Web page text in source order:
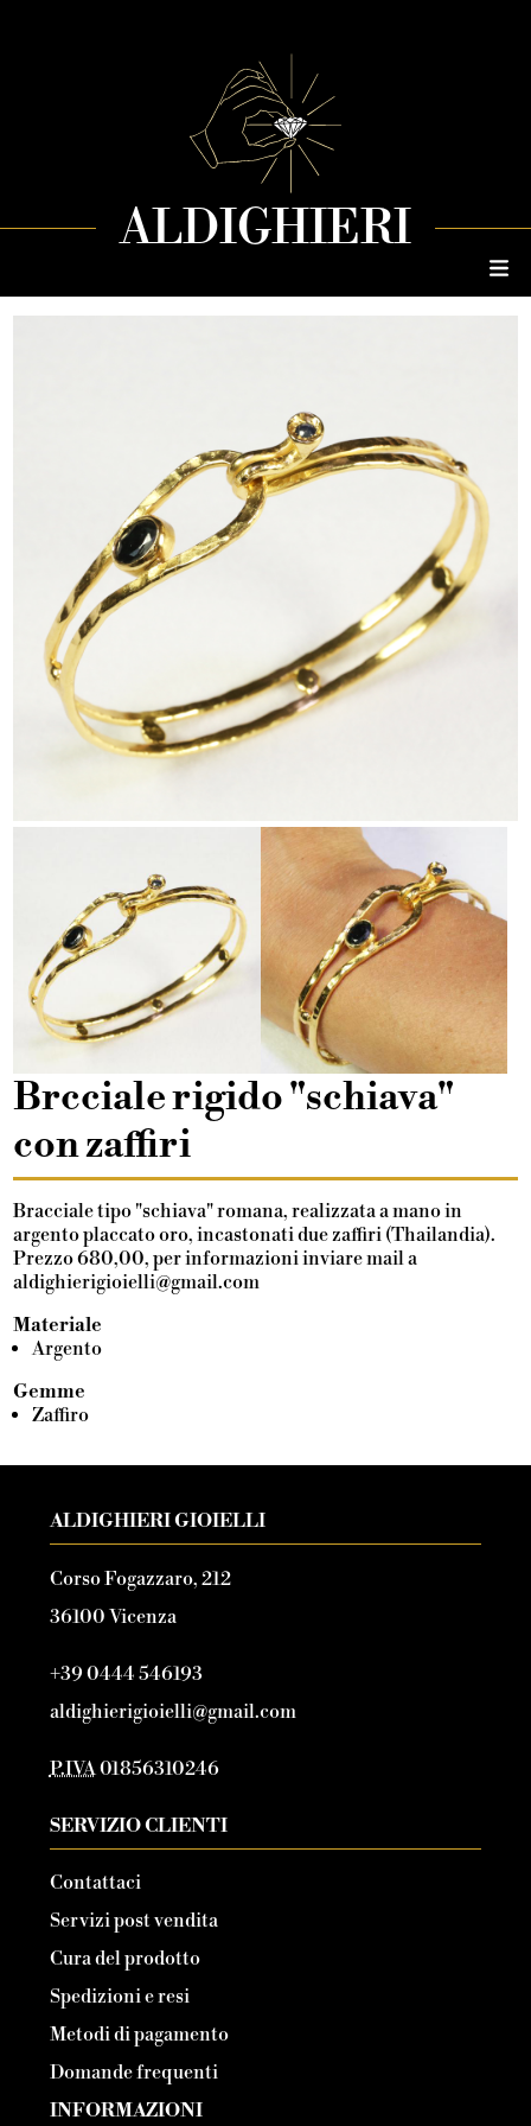
ALDIGHIERI
Brcciale rigido "schiava"
con zaffiri
Bracciale tipo "schiava" romana, realizzata a mano in
argento placcato oro, incastonati due zaffiri (Thailandia).
Prezzo 680,00, per informazioni inviare mail a
aldighierigioielli@gmail.com
Materiale
Argento
Gemme
Zaffiro
ALDIGHIERI GIOIELLI
Corso Fogazzaro, 212
36100 Vicenza
+39 0444 546193
aldighierigioielli@gmail.com
P.IVA01856310246
SERVIZIO CLIENTI
Contattaci
Servizi post vendita
Cura del prodotto
Spedizioni e resi
Metodi di pagamento
Domande frequenti
INFORMAZIONI